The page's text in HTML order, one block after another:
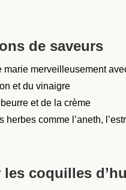
de saveurs
marie merveilleusement
et du vinaigre
et de la crème
herbes comme l’aneth,
les coquilles